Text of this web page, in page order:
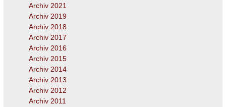
Archiv 2021
Archiv 2019
Archiv 2018
Archiv 2017
Archiv 2016
Archiv 2015
Archiv 2014
Archiv 2013
Archiv 2012
Archiv 2011